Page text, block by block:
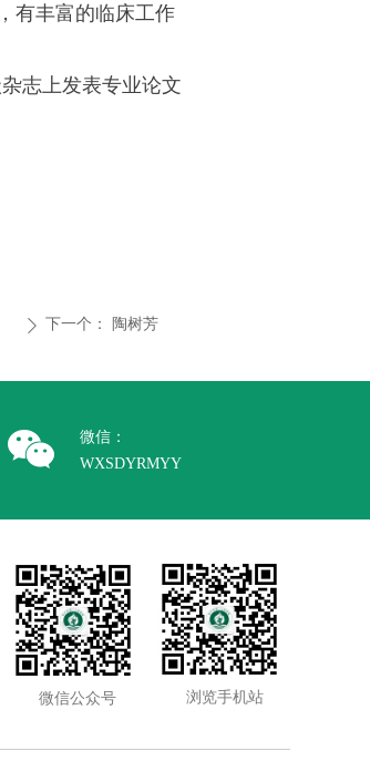
ꄲ 下一个： 陶树芳
有丰富的临床工作
志上发表专业论文
微信：
WXSDYRMYY
微信公众号 浏览手机站